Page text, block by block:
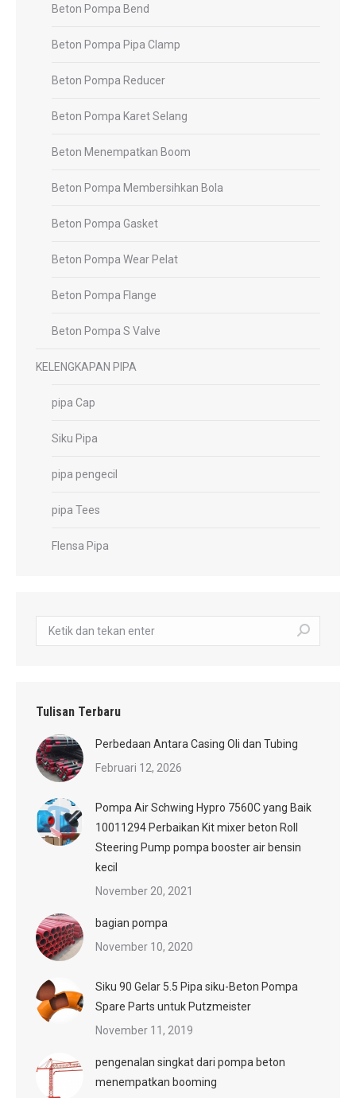
Beton Pompa Bend
Beton Pompa Pipa Clamp
Beton Pompa Reducer
Beton Pompa Karet Selang
Beton Menempatkan Boom
Beton Pompa Membersihkan Bola
Beton Pompa Gasket
Beton Pompa Wear Pelat
Beton Pompa Flange
Beton Pompa S Valve
KELENGKAPAN PIPA
pipa Cap
Siku Pipa
pipa pengecil
pipa Tees
Flensa Pipa
Pencarian:
Tulisan Terbaru
Perbedaan Antara Casing Oli dan Tubing
Februari 12, 2026
Pompa Air Schwing Hypro 7560C yang Baik
10011294 Perbaikan Kit mixer beton Roll
Steering Pump pompa booster air bensin
kecil
November 20, 2021
bagian pompa
November 10, 2020
Siku 90 Gelar 5.5 Pipa siku-Beton Pompa
Spare Parts untuk Putzmeister
November 11, 2019
pengenalan singkat dari pompa beton
menempatkan booming